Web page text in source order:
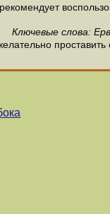
Ключевые слова: